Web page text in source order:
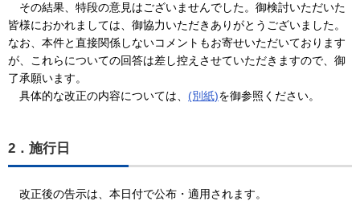
その結果、特段の意見はございませんでした。御検討いただいた
皆様におかれましては、御協力いただきありがとうございました。
なお、本件と直接関係しないコメントもお寄せいただいております
が、これらについての回答は差し控えさせていただきますので、御
了承願います。
具体的な改正の内容については、 (別紙)を御参照ください。
2．施行日
改正後の告示は、本日付で公布・適用されます。